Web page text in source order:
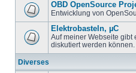
OBD OpenSource
Entwicklung von
Elektrobasteln, µC
Auf meiner Webseite gibt
diskutiert werden können.
Diverses